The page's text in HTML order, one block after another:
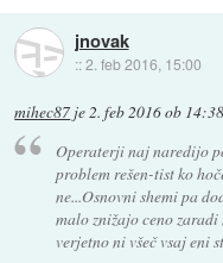
jnovak
::2. feb 2016, 15:00
mihec87 je2. feb 2016 ob 14:38
Operaterji naj naredijo
problem rešen-tist ko
ne...Osnovni shemi pa
malo znižajo ceno zaradi
verjetno ni všeč vsaj eni